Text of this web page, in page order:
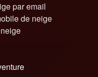
par email
de neige